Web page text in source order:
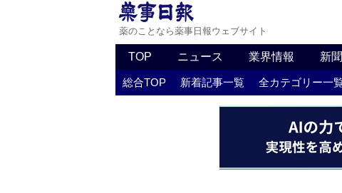
薬のことなら薬事日報ウェブサイト
TOP ニュース 業界情報 新
総合TOP 新着記事一覧 全カテゴリー一